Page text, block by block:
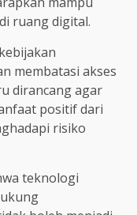
ruang digital.
membatasi akses
dirancang agar
positif dari
risiko
teknologi